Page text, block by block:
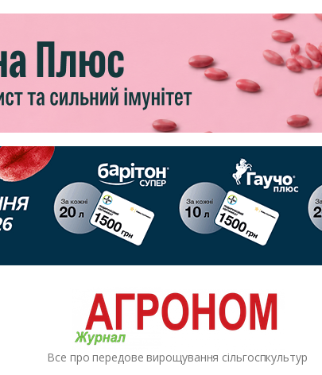
Все про передове вирощування сільгоспкультур